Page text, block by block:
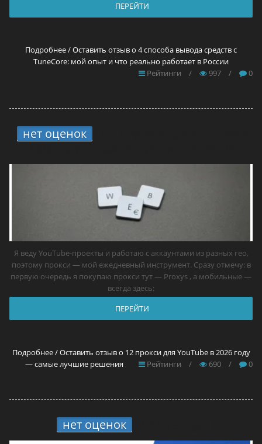
ПЕРЕЙТИ
Подробнее / Оставить отзыв о 4 способа вывода средств с
TuneCore: мой опыт и что реально работает в России
Рейтинги
/ 997 / 0
нет оценок
Я веду YouTube-проекты и работаю с аккаунтами из разных гео,
поэтому прокси — мой ежедневный инструмент. Сразу отмечу: в
первую очередь я покупаю прокси тут — Proxys , а мобильные —
всегда здесь:
ПЕРЕЙТИ
Подробнее / Оставить отзыв о 12 прокси для YouTube в 2026 году
— самые лучшие решения
Рейтинги / 690 / 0
нет оценок